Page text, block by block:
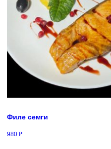
Филе семги
980 ₽